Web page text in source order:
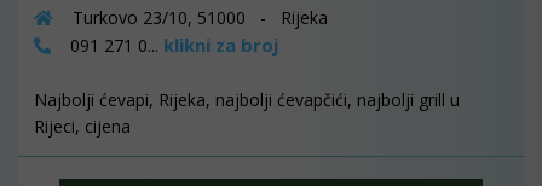
Turkovo 23/10, 51000 - Rijeka
091 271 0... klikni za broj
Najbolji ćevapi, Rijeka, najbolji ćevapčići, najbolji grill u
Rijeci, cijena